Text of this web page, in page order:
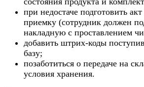
при недостаче подготовить
приемку (сотрудник должен
накладную с проставлением
добавить штрих-коды
базу;
позаботиться о передаче на
условия хранения.